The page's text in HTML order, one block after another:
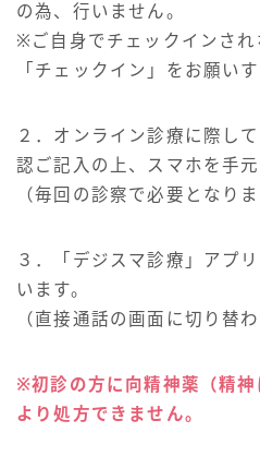
の為、行いません。
※ご自身でチェックインされ
「チェックイン」をお願い
２．オンライン診療に際し
認ご記入の上、スマホを手
（毎回の診察で必要となりま
３．「デジスマ診療」アプ
います。
（直接通話の画面に切り替わ
※初診の方に向精神薬（精
より処方できません。